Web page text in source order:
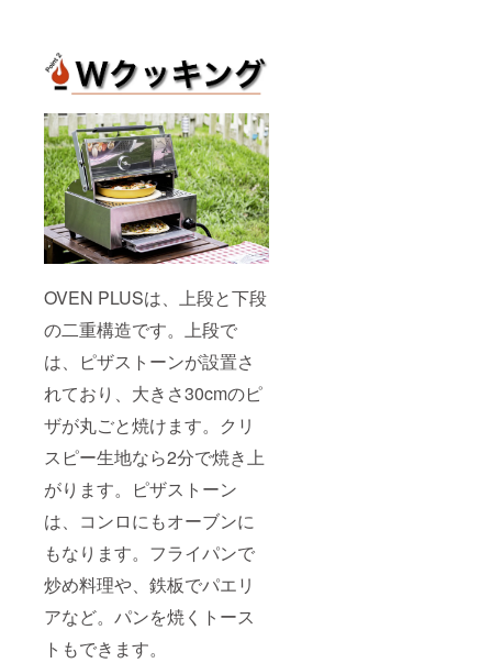
OVEN PLUSは、上段と下段
の二重構造です。上段で
は、ピザストーンが設置さ
れており、大きさ30cmのピ
ザが丸ごと焼けます。クリ
スピー生地なら2分で焼き上
がります。ピザストーン
は、コンロにもオーブンに
もなります。フライパンで
炒め料理や、鉄板でパエリ
アなど。パンを焼くトース
トもできます。